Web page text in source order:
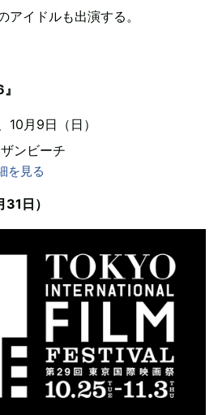
アイドルも出演する。
10月9日（日）
ンビーチ
を見る
日）